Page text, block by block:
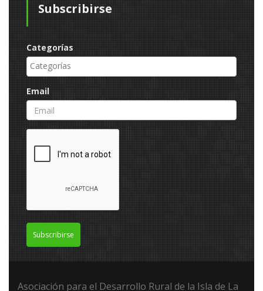
Subscribirse
Categorías
Email
Subscribirse
Asociación para el Desarrollo Rural de la Isla de La